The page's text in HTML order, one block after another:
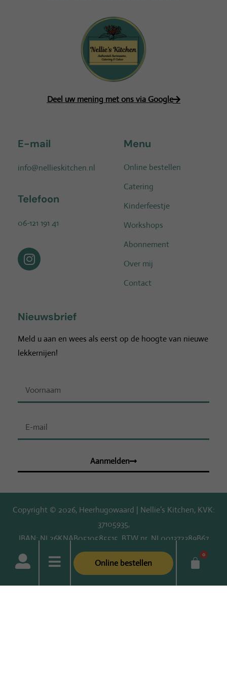
Deel uw mening met ons via Google
E-mail
info@nellieskitchen.nl
Telefoon
06-121 191 41
Menu
Online bestellen
Catering
Kinderfeestje
Workshops
Abonnement
Over mij
Contact
Nieuwsbrief
Meld u aan en wees als eerst op de hoogte van nieuwe
lekkernijen!
Aanmelden
Copyright © 2026, Heerhugowaard | Nellie’s Kitchen, KVK:
37105935,
IBAN: NL26KNAB0510585515, BTW nr. NL001372389B67
Online bestellen
0